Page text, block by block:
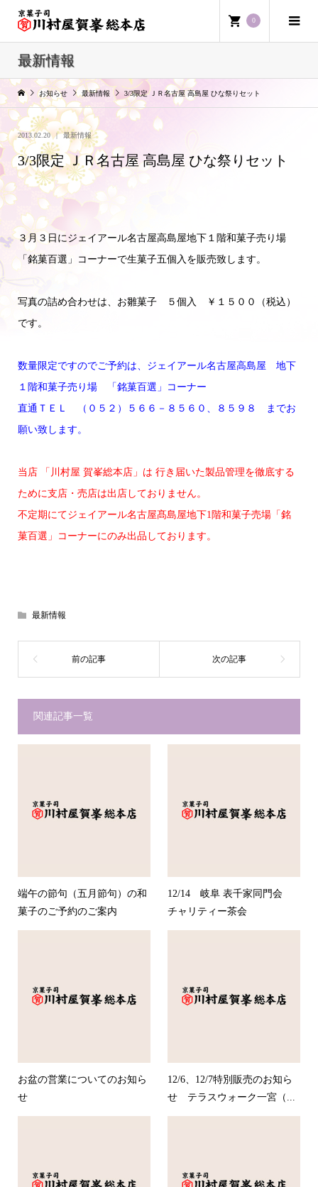
0
最新情報
お知らせ 最新情報 3/3限定 ＪＲ名古屋 高島屋 ひな祭りセット
2013.02.20 最新情報
3/3限定 ＪＲ名古屋 高島屋 ひな祭りセット
３月３日にジェイアール名古屋高島屋地下１階和菓子売り場
「銘菓百選」コーナーで生菓子五個入を販売致します。
写真の詰め合わせは、お雛菓子 ５個入 ￥１５００（税込）
です。
数量限定ですのでご予約は、ジェイアール名古屋高島屋 地下
１階和菓子売り場 「銘菓百選」コーナー
直通ＴＥＬ （０５２）５６６－８５６０、８５９８ までお
願い致します。
当店 「川村屋 賀峯総本店」は 行き届いた製品管理を徹底する
ために支店・売店は出店しておりません。
不定期にてジェイアール名古屋髙島屋地下1階和菓子売場「銘
菓百選」コーナーにのみ出品しております。
最新情報
関連記事一覧
端午の節句（五月節句）の和
菓子のご予約のご案内
12/14 岐阜 表千家同門会
チャリティー茶会
お盆の営業についてのお知ら
せ
12/6、12/7特別販売のお知ら
せ テラスウォーク一宮（...